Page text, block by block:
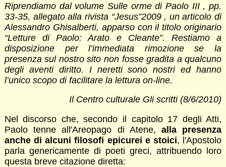
Riprendiamo dal volume Sulle orme di Paolo III , pp.
33-35, allegato alla rivista “Jesus”2009 , un articolo di
Alessandro Ghisalberti, apparso con il titolo originario
“Letture di Paolo: Arato e Cleante”. Restiamo a
disposizione per l’immediata rimozione se la
presenza sul nostro sito non fosse gradita a qualcuno
degli aventi diritto. I neretti sono nostri ed hanno
l’unico scopo di facilitare la lettura on-line.
Il Centro culturale Gli scritti (8/6/2010)
Nel discorso che, secondo il capitolo 17 degli Atti,
Paolo tenne all'Areopago di Atene, alla presenza
anche di alcuni filosofi epicurei e stoici, l'Apostolo
parla genericamente di poeti greci, attribuendo loro
questa breve citazione diretta: